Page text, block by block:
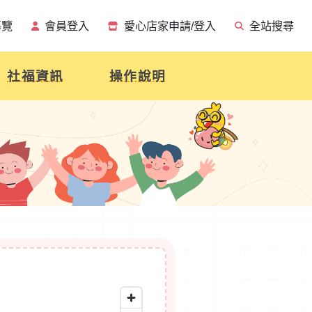
會員登入 愛心店家申請/登入 全站搜尋
社福資訊 操作說明